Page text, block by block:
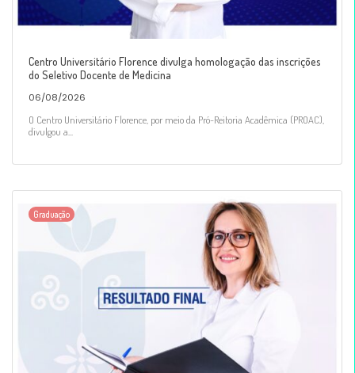
Centro Universitário Florence divulga homologação das inscrições
do Seletivo Docente de Medicina
06/08/2026
O Centro Universitário Florence, por meio da Pró-Reitoria Acadêmica (PROAC),
divulgou a...
Graduação